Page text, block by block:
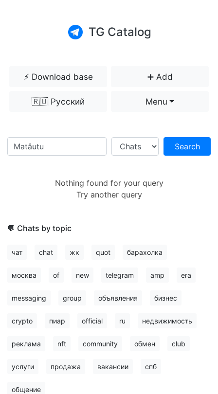
TG Catalog
⚡️ Download base ➕ Add
🇷🇺 Русский Menu
Search
Nothing found for your query
Try another query
💬 Chats by topic
чат chat жк quot барахолка
москва of new telegram amp era
messaging group объявления бизнес
crypto пиар official ru недвижимость
реклама nft community обмен club
услуги продажа вакансии спб
общение